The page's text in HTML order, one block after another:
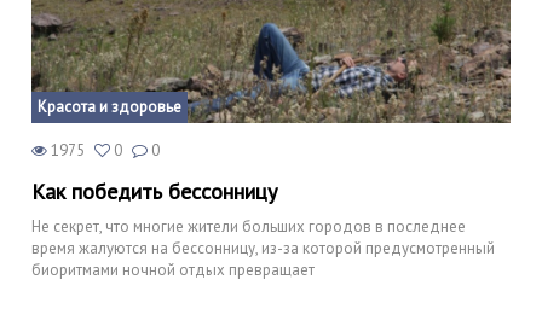
Красота и здоровье
1975 0 0
Как победить бессонницу
Не секрет, что многие жители больших городов в последнее
время жалуются на бессонницу, из-за которой предусмотренный
биоритмами ночной отдых превращает